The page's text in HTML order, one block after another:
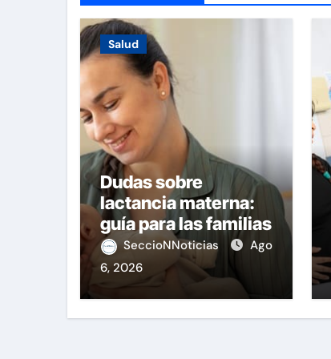
Salud
Dudas sobre
lactancia materna:
guía para las familias
SeccioNNoticias
Ago
6, 2026